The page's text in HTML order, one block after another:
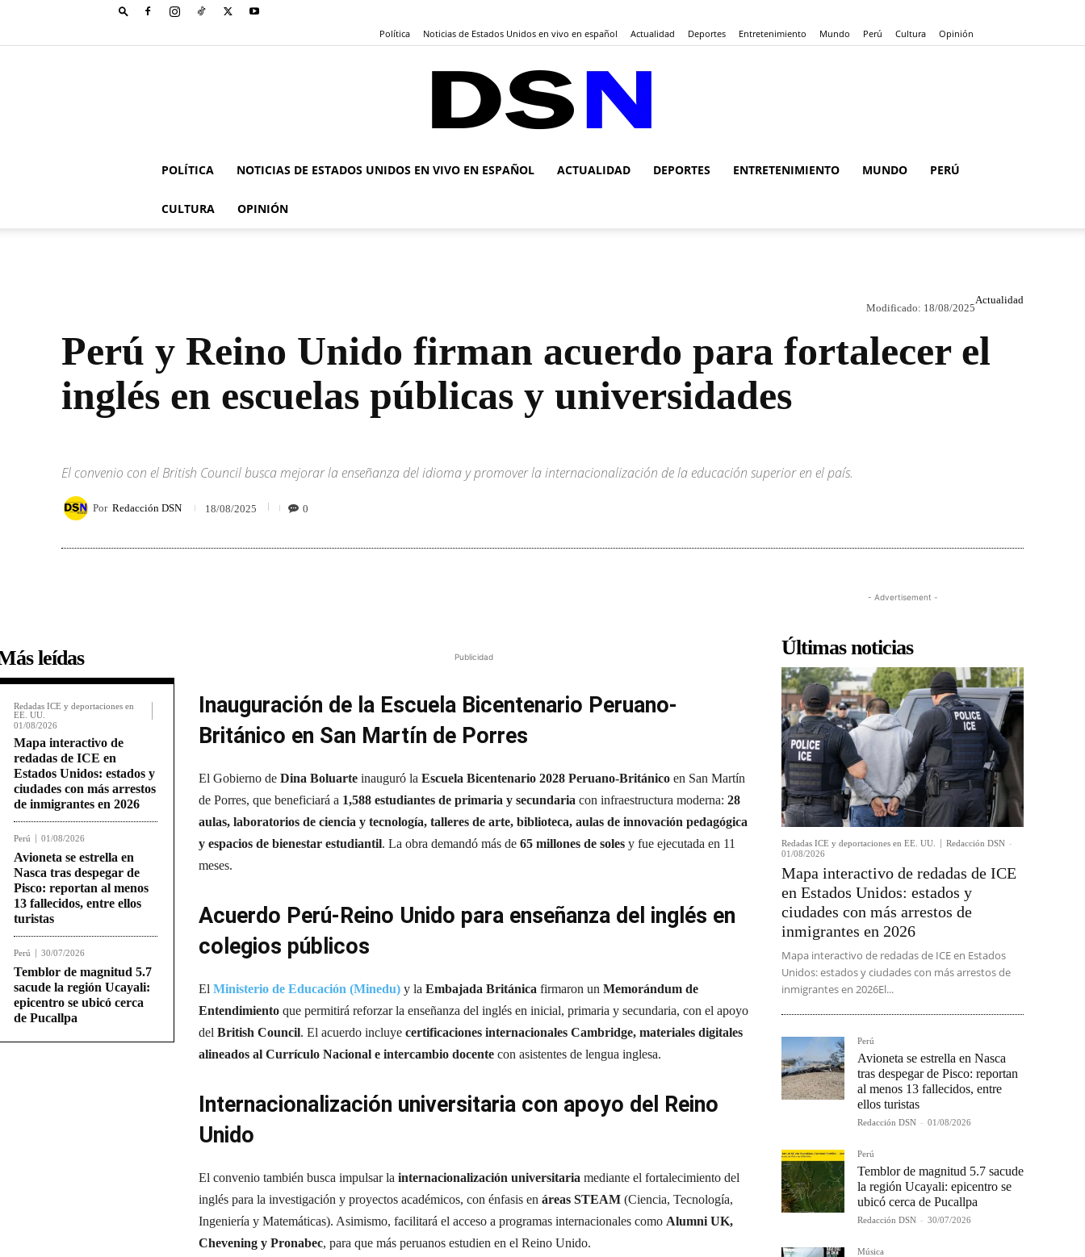
Política Noticias de Estados Unidos en vivo en español Actualidad Deportes Entretenimiento Mundo Perú Cultura Opinión
POLÍTICA NOTICIAS DE ESTADOS UNIDOS EN VIVO EN ESPAÑOL ACTUALIDAD DEPORTES ENTRETENIMIENTO MUNDO PERÚ
CULTURA OPINIÓN
Actualidad
Modificado: 18/08/2025
Perú y Reino Unido firman acuerdo para fortalecer el
inglés en escuelas públicas y universidades
El convenio con el British Council busca mejorar la enseñanza del idioma y promover la internacionalización de la educación superior en el país.
Por Redacción DSN 18/08/2025 0
leídas
Redadas ICE y deportaciones en
EE. UU.
01/08/2026
Mapa interactivo de
redadas de ICE en
Estados Unidos: estados y
ciudades con más arrestos
de inmigrantes en 2026
Perú 01/08/2026
Avioneta se estrella en
Nasca tras despegar de
Pisco: reportan al menos
13 fallecidos, entre ellos
turistas
Perú 30/07/2026
Temblor de magnitud 5.7
sacude la región Ucayali:
epicentro se ubicó cerca
de Pucallpa
Publicidad
Inauguración de la Escuela Bicentenario Peruano-
Británico en San Martín de Porres
El Gobierno de Dina Boluarte inauguró la Escuela Bicentenario 2028 Peruano-Británico en San Martín
de Porres, que beneficiará a 1,588 estudiantes de primaria y secundaria con infraestructura moderna: 28
aulas, laboratorios de ciencia y tecnología, talleres de arte, biblioteca, aulas de innovación pedagógica
y espacios de bienestar estudiantil. La obra demandó más de 65 millones de soles y fue ejecutada en 11
meses.
Acuerdo Perú-Reino Unido para enseñanza del inglés en
colegios públicos
El Ministerio de Educación (Minedu) y la Embajada Británica firmaron un Memorándum de
Entendimiento que permitirá reforzar la enseñanza del inglés en inicial, primaria y secundaria, con el apoyo
del British Council. El acuerdo incluye certificaciones internacionales Cambridge, materiales digitales
alineados al Currículo Nacional e intercambio docente con asistentes de lengua inglesa.
Internacionalización universitaria con apoyo del Reino
Unido
El convenio también busca impulsar la internacionalización universitaria mediante el fortalecimiento del
inglés para la investigación y proyectos académicos, con énfasis en áreas STEAM (Ciencia, Tecnología,
Ingeniería y Matemáticas). Asimismo, facilitará el acceso a programas internacionales como Alumni UK,
Chevening y Pronabec, para que más peruanos estudien en el Reino Unido.
- Advertisement -
Últimas noticias
Redadas ICE y deportaciones en EE. UU. Redacción DSN -
01/08/2026
Mapa interactivo de redadas de ICE
en Estados Unidos: estados y
ciudades con más arrestos de
inmigrantes en 2026
Mapa interactivo de redadas de ICE en Estados
Unidos: estados y ciudades con más arrestos de
inmigrantes en 2026El...
Perú
Avioneta se estrella en Nasca
tras despegar de Pisco: reportan
al menos 13 fallecidos, entre
ellos turistas
Redacción DSN - 01/08/2026
Perú
Temblor de magnitud 5.7 sacude
la región Ucayali: epicentro se
ubicó cerca de Pucallpa
Redacción DSN - 30/07/2026
Música